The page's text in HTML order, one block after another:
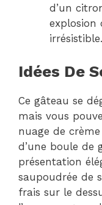
d’un
irrésistible.
Idées De
Ce gâteau se
mais vous
nuage de
d’une boule de
présentation
saupoudrée de
frais sur le